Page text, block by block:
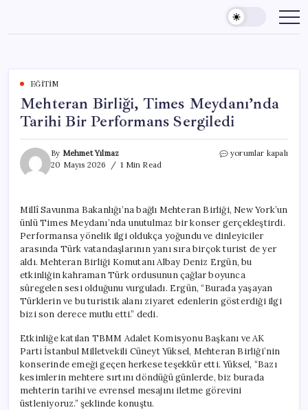
content
EĞITIM
Mehteran Birliği, Times Meydanı’nda
Tarihi Bir Performans Sergiledi
By Mehmet Yılmaz
20 Mayıs 2026
1 Min Read
Mehteran
Bir
Performans
Sergiledi
için
yorumlar kapalı
Millî Savunma Bakanlığı’na bağlı Mehteran Birliği, New York’un
ünlü Times Meydanı’nda unutulmaz bir konser gerçekleştirdi.
Performansa yönelik ilgi oldukça yoğundu ve dinleyiciler
arasında Türk vatandaşlarının yanı sıra birçok turist de yer
aldı. Mehteran Birliği Komutanı Albay Deniz Ergün, bu
etkinliğin kahraman Türk ordusunun çağlar boyunca
süregelen sesi olduğunu vurguladı. Ergün, “Burada yaşayan
Türklerin ve bu turistik alanı ziyaret edenlerin gösterdiği ilgi
bizi son derece mutlu etti.” dedi.
Etkinliğe katılan TBMM Adalet Komisyonu Başkanı ve AK
Parti İstanbul Milletvekili Cüneyt Yüksel, Mehteran Birliği’nin
konserinde emeği geçen herkese teşekkür etti. Yüksel, “Bazı
kesimlerin mehtere sırtını döndüğü günlerde, biz burada
mehterin tarihi ve evrensel mesajını iletme görevini
üstleniyoruz.” şeklinde konuştu.